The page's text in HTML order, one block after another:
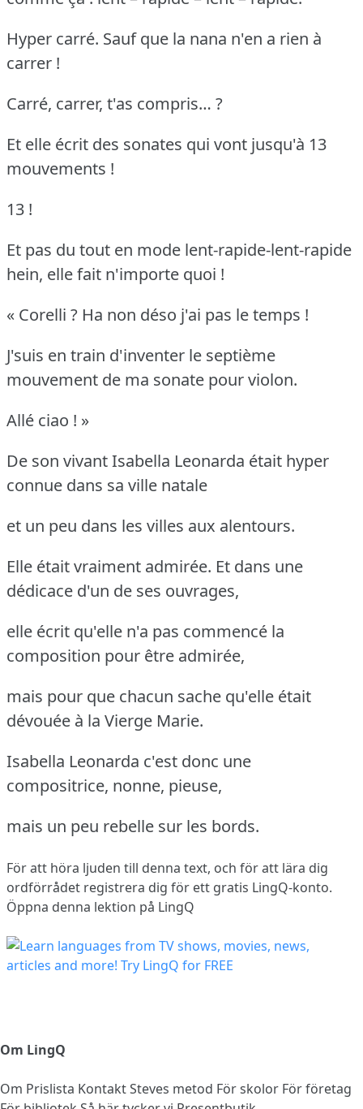
Hyper carré. Sauf que la nana n'en a rien à
carrer !
Carré, carrer, t'as compris… ?
Et elle écrit des sonates qui vont jusqu'à 13
mouvements !
13 !
Et pas du tout en mode lent-rapide-lent-rapide
hein, elle fait n'importe quoi !
« Corelli ? Ha non déso j'ai pas le temps !
J'suis en train d'inventer le septième
mouvement de ma sonate pour violon.
Allé ciao ! »
De son vivant Isabella Leonarda était hyper
connue dans sa ville natale
et un peu dans les villes aux alentours.
Elle était vraiment admirée. Et dans une
dédicace d'un de ses ouvrages,
elle écrit qu'elle n'a pas commencé la
composition pour être admirée,
mais pour que chacun sache qu'elle était
dévouée à la Vierge Marie.
Isabella Leonarda c'est donc une
compositrice, nonne, pieuse,
mais un peu rebelle sur les bords.
För att höra ljuden till denna text, och för att lära dig
ordförrådet registrera dig för ett gratis LingQ-konto.
Öppna denna lektion på LingQ
Om LingQ
Om Prislista KontaktSteves metod För skolor För företag